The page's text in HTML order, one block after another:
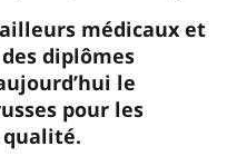
médicaux et
diplômes
le
pour les
qualité.